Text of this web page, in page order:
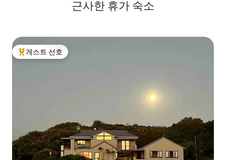
근사한 휴가 숙소
상위 게스트 선호
게스트 선호